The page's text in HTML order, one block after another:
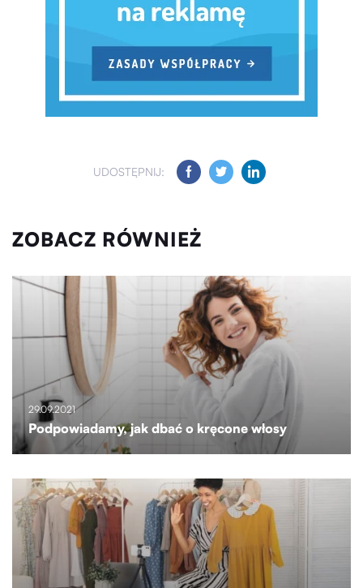
UDOSTĘPNIJ:
ZOBACZ RÓWNIEŻ
29.09.2021
Podpowiadamy, jak dbać o kręcone włosy